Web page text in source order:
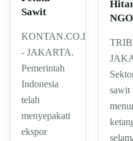
Sawit
KONTAN.CO.ID
- JAKARTA.
Pemerintah
Indonesia
telah
menyepakati
ekspor
sawit